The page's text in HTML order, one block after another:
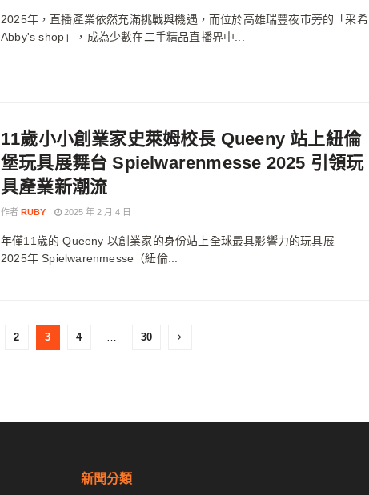
2025年，直播產業依然充滿挑戰與機遇，而位於高雄瑞豐夜市旁的「采希
Abby's shop」，成為少數在二手精品直播界中...
11歲小小創業家史萊姆校長 Queeny 站上紐倫
堡玩具展舞台 Spielwarenmesse 2025 引領玩
具產業新潮流
作者 RUBY 2025 年 2 月 4 日
年僅11歲的 Queeny 以創業家的身份站上全球最具影響力的玩具展——
2025年 Spielwarenmesse（紐倫...
2 3 4 30
新聞分類